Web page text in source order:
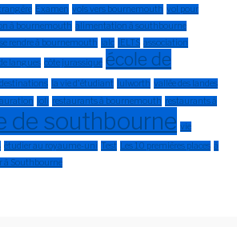
Examen vols vers bournemouth vol pour
à bournemouth alimentation à southbourne
rendre à bournemouth ialc IELTS association
langues côte jurassique école de
la vie d'étudiant lulworth vallée des landes
joli restaurants à bournemouth restaurants à
de southbourne vie
étudier au royaume-uni Test Les 10 premières places à
à Southbourne